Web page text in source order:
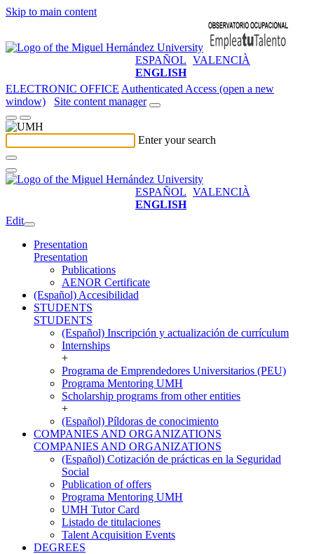
Skip to main content
ESPAÑOL VALENCIÀ
ENGLISH
ELECTRONIC OFFICE Authenticated Access (open a new
window)
Site content manager
Enter your search
ESPAÑOL VALENCIÀ
ENGLISH
Edit
Presentation
Presentation
Publications
AENOR Certificate
(Español) Accesibilidad
STUDENTS
STUDENTS
(Español) Inscripción y actualización de currículum
Internships
+
Programa de Emprendedores Universitarios (PEU)
Programa Mentoring UMH
Scholarship programs from other entities
+
(Español) Píldoras de conocimiento
COMPANIES AND ORGANIZATIONS
COMPANIES AND ORGANIZATIONS
(Español) Cotización de prácticas en la Seguridad
Social
Publication of offers
Programa Mentoring UMH
UMH Tutor Card
Listado de titulaciones
Talent Acquisition Events
DEGREES